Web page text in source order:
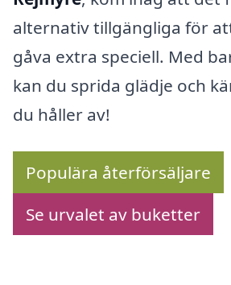
alternativ tillgängliga för
gåva extra speciell. Med
kan du sprida glädje och
du håller av!
Populära återförsäljare
Se urvalet av buketter